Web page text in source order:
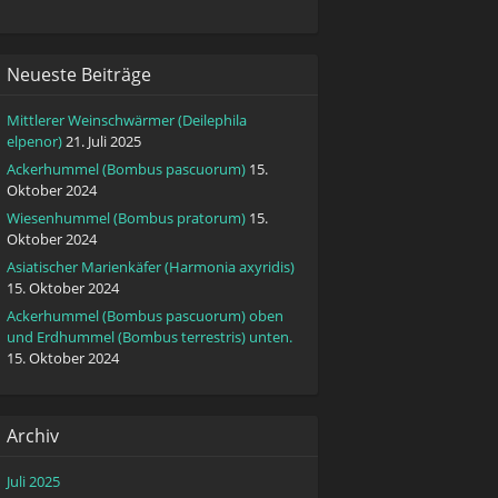
Neueste Beiträge
Mittlerer Weinschwärmer (Deilephila
elpenor)21. Juli 2025
Ackerhummel (Bombus pascuorum) 15.
Oktober 2024
Wiesenhummel (Bombus pratorum) 15.
Oktober 2024
Asiatischer Marienkäfer (Harmonia axyridis)
15. Oktober 2024
Ackerhummel (Bombus pascuorum) oben
und Erdhummel (Bombus terrestris) unten.
15. Oktober 2024
Archiv
Juli 2025